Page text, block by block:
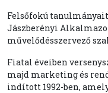
Felsőfokú
Jászberényi
művelődésszervező
Fiatal éveiben
majd marketing és
indított 1992-ben,